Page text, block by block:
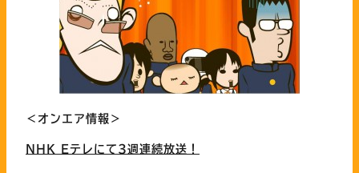
＜オンエア情報＞
NHK Eテレにて 3週連続放送！